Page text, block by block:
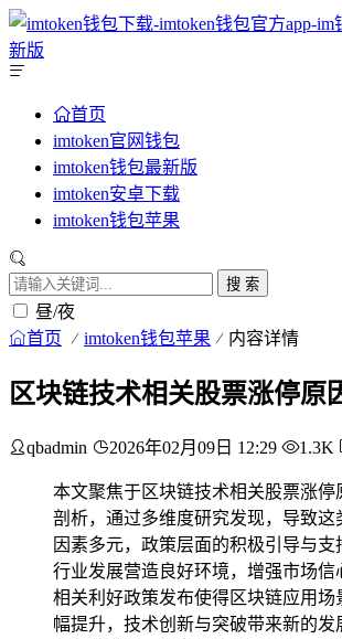
首页
imtoken官网钱包
imtoken钱包最新版
imtoken安卓下载
imtoken钱包苹果
搜 索
昼/夜
首页 imtoken钱包苹果 内容详情
区块链技术相关股票涨停原
qbadmin 2026年02月09日 12:29 1.3K
本文聚焦于区块链技术相关股票涨停
剖析，通过多维度研究发现，导致这
因素多元，政策层面的积极引导与支
行业发展营造良好环境，增强市场信
相关利好政策发布使得区块链应用场
幅提升，技术创新与突破带来新的发